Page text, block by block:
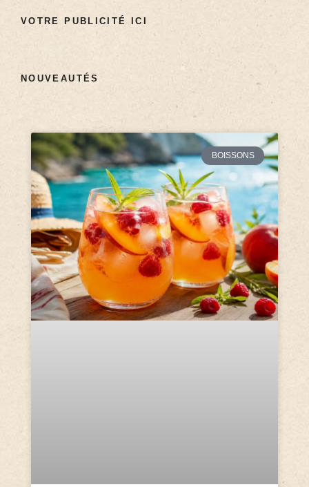
VOTRE PUBLICITÉ ICI
NOUVEAUTÉS
BOISSONS